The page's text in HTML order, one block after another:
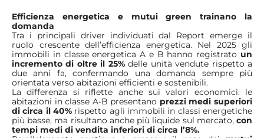
Efficienza energetica e mutui green trainano la
domanda
Tra i principali driver individuati dal Report emerge il
ruolo crescente dell’efficienza energetica. Nel 2025 gli
immobili in classe energetica A e B hanno registrato un
incremento di oltre il 25%delle unità vendute rispetto a
due anni fa, confermando una domanda sempre più
orientata verso abitazioni efficienti e sostenibili.
La differenza si riflette anche sui valori economici: le
abitazioni in classe A-B presentano prezzi medi superiori
di circa il 40% rispetto agli immobili in classi energetiche
più basse, ma risultano anche più liquide sul mercato, con
tempi medi di vendita inferiori di circa l’8%.